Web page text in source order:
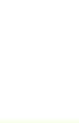
→炎上→逆に